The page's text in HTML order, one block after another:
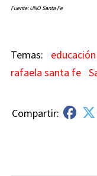
Fuente: UNO Santa Fe
educación
rafaela santa fe